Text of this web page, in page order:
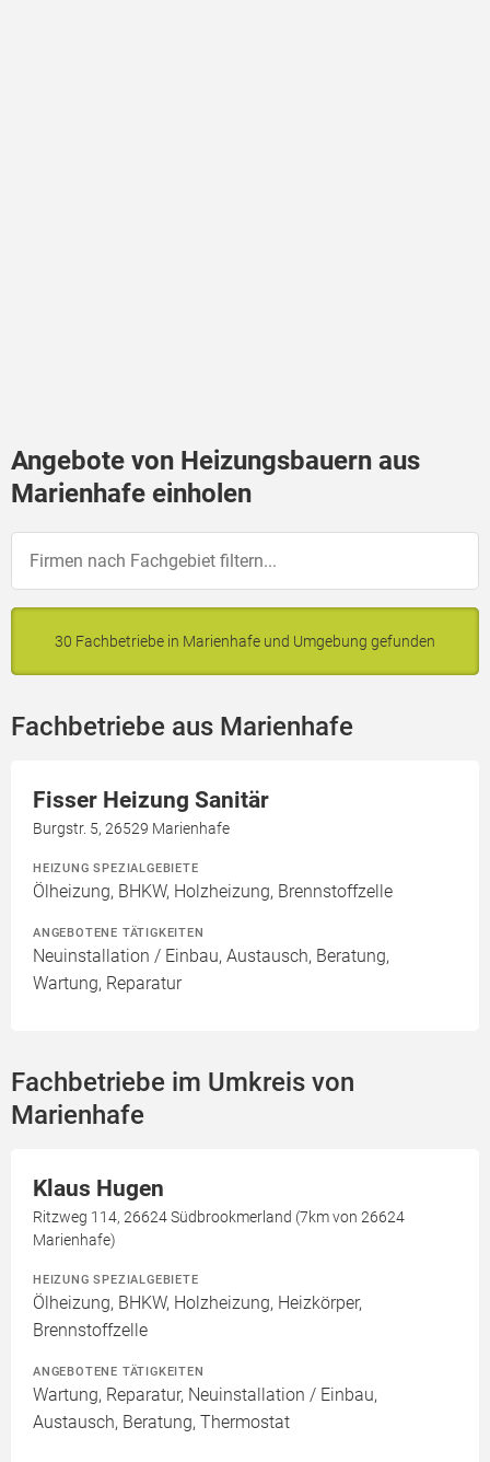
Angebote von Heizungsbauern aus
Marienhafe einholen
30 Fachbetriebe in Marienhafe und Umgebung gefunden
Fachbetriebe aus Marienhafe
Fisser Heizung Sanitär
Burgstr. 5, 26529 Marienhafe
HEIZUNG SPEZIALGEBIETE
Ölheizung, BHKW, Holzheizung, Brennstoffzelle
ANGEBOTENE TÄTIGKEITEN
Neuinstallation / Einbau, Austausch, Beratung,
Wartung, Reparatur
Fachbetriebe im Umkreis von
Marienhafe
Klaus Hugen
Ritzweg 114, 26624 Südbrookmerland (7km von 26624
Marienhafe)
HEIZUNG SPEZIALGEBIETE
Ölheizung, BHKW, Holzheizung, Heizkörper,
Brennstoffzelle
ANGEBOTENE TÄTIGKEITEN
Wartung, Reparatur, Neuinstallation / Einbau,
Austausch, Beratung, Thermostat